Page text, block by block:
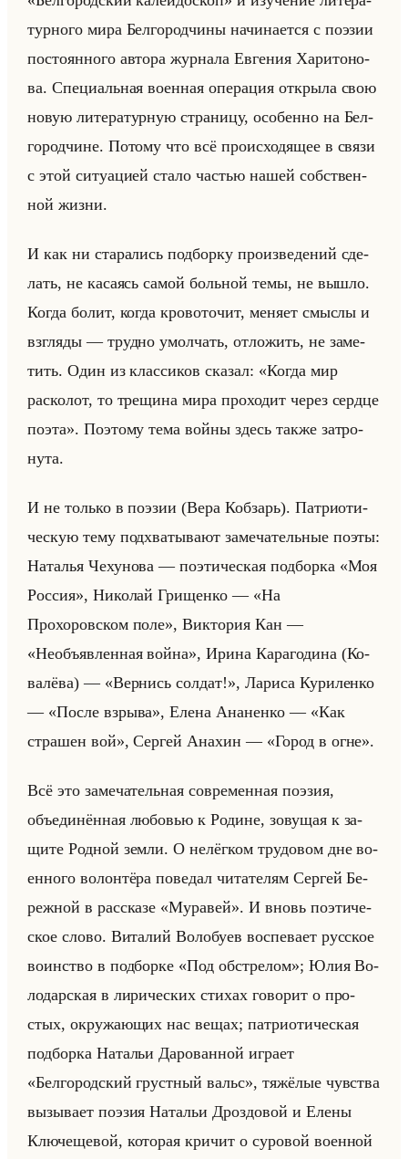
тур­но­го мира Бел­го­род­чи­ны на­чи­на­ет­ся с по­эзии
по­сто­ян­но­го ав­то­ра жур­на­ла Ев­ге­ния Ха­ри­то­но­
ва. Спе­ци­альная во­ен­ная опе­ра­ция от­кры­ла свою
новую ли­те­ра­тур­ную стра­ни­цу, осо­бен­но на Бел­
го­род­чине. По­то­му что всё про­ис­хо­дя­щее в связи
с этой си­ту­аци­ей стало ча­стью нашей соб­ствен­
ной жизни.
И как ни ста­ра­лись под­бор­ку про­из­ве­де­ний сде­
лать, не ка­са­ясь самой больной темы, не вышло.
Когда болит, когда кро­во­то­чит, ме­ня­ет смыс­лы и
взгля­ды — труд­но умол­чать, от­ло­жить, не за­ме­
тить. Один из клас­си­ков ска­зал: «Когда мир
расколот, то трещина мира проходит через сердце
поэта». По­это­му тема войны здесь также за­тро­
ну­та.
И не только в по­эзии (Вера Коб­зарь). Пат­ри­оти­
че­скую тему под­хва­ты­ва­ют за­ме­ча­тельные поэты:
На­та­лья Че­ху­но­ва — по­эти­че­ская под­бор­ка «Моя
Россия», Ни­ко­лай Гри­щен­ко — «На
Прохоровском поле», Вик­то­рия Кан —
«Необъявленная война», Ирина Ка­ра­го­ди­на (Ко­
ва­лё­ва) — «Вернись солдат!», Ла­ри­са Ку­ри­лен­ко
— «После взрыва», Елена Ана­нен­ко — «Как
страшен вой», Сер­гей Ана­хин — «Город в огне».
Всё это за­ме­ча­тельная со­вре­мен­ная по­эзия,
объеди­нён­ная лю­бо­вью к Ро­дине, зо­ву­щая к за­
щи­те Род­ной земли. О нелёг­ком тру­до­вом дне во­
ен­но­го во­лон­тё­ра по­ве­дал чи­та­те­лям Сер­гей Бе­
реж­ной в рас­ска­зе «Муравей». И вновь по­эти­че­
ское слово. Ви­та­лий Во­ло­бу­ев вос­пе­ва­ет рус­ское
во­ин­ство в под­бор­ке «Под обстрелом»; Юлия Во­
ло­дар­ская в ли­ри­че­ских сти­хах го­во­рит о про­
стых, окру­жа­ющих нас вещах; пат­ри­оти­че­ская
под­бор­ка На­та­льи Да­ро­ван­ной иг­ра­ет
«Белгородский грустный вальс», тя­жё­лые чув­ства
вы­зы­ва­ет по­эзия На­та­льи Дроз­до­вой и Елены
Клю­че­ще­вой, ко­то­рая кри­чит о су­ро­вой во­ен­ной